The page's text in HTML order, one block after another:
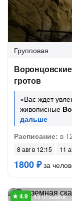
Групповая
гротов
«Вас ждет
живописные
Расписание: в
8 авг в 12:15 11
1800 ₽за
49 отзывов